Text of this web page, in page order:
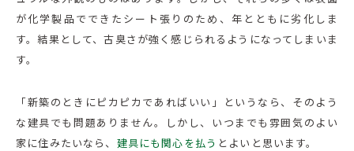
が化学製品でできたシート張りのため、年とともに劣化しま
す。結果として、古臭さが強く感じられるようになってしまいま
す。
「新築のときにピカピカであればいい」というなら、そのよう
な建具でも問題ありません。しかし、いつまでも雰囲気のよい
家に住みたいなら、 建具にも関心を払う とよいと思います。